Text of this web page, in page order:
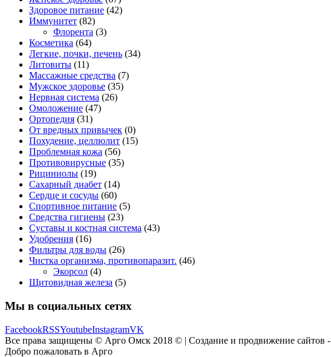
Здоровое питание (42)
Иммунитет (82)
Флорента (3)
Косметика (64)
Легкие, почки, печень (34)
Литовиты (11)
Массажные средства (7)
Мужское здоровье (35)
Нервная система (26)
Омоложение (47)
Ортопедия (31)
От вредных привычек (0)
Похудение, целлюлит (15)
Проблемная кожа (56)
Противовирусные (35)
Рициниолы (19)
Сахарный диабет (14)
Сердце и сосуды (60)
Спортивное питание (5)
Средства гигиены (23)
Суставы и костная система (43)
Удобрения (16)
Фильтры для воды (26)
Чистка организма, противопаразит. (46)
Экорсол (4)
Щитовидная железа (5)
Мы в социальных сетях
FacebookRSSYoutubeInstagramVK
Все права защищены © Арго Омск 2018 © | Создание и продвижение сайтов -
Добро пожаловать в Арго